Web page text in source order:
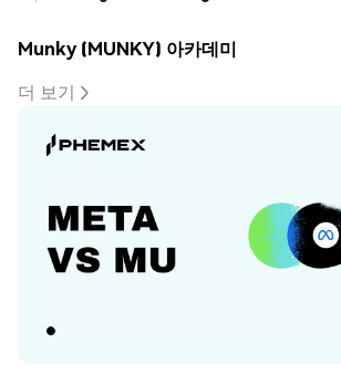
Munky (MUNKY) 아카데미
더 보기